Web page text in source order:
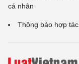
cá nhân
Thông báo hợp tác